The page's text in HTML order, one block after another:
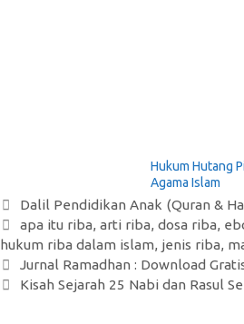
Hukum Hutang
Agama Islam
Kategori
Dalil Pendidikan Anak (Quran &
Tag
apa itu riba,arti riba,dosa riba,
hukum riba dalam islam, jenis riba,
Jurnal Ramadhan : Download
Kisah Sejarah 25 Nabi dan Rasul